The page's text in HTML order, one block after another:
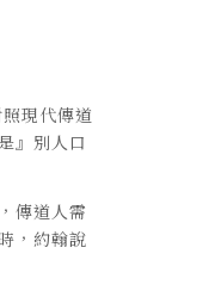
現代傳道
』別人口
傳道人需
，約翰說